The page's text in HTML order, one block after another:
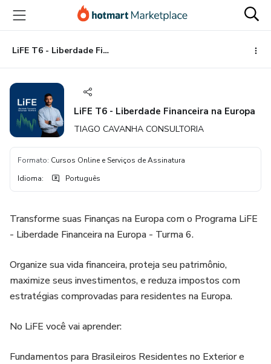
para
conteúdo
principal
para
pagamento
para
rodapé
LiFE T6 - Liberdade Financeira na Europa
LiFE T6 - Liberdade Financeira na Europa
TIAGO CAVANHA CONSULTORIA
Formato: Cursos Online e Serviços de Assinatura
Idioma: Português
Transforme suas Finanças na Europa com o Programa LiFE
- Liberdade Financeira na Europa - Turma 6.
Organize sua vida financeira, proteja seu patrimônio,
maximize seus investimentos, e reduza impostos com
estratégias comprovadas para residentes na Europa.
No LiFE você vai aprender:
Fundamentos para Brasileiros Residentes no Exterior e